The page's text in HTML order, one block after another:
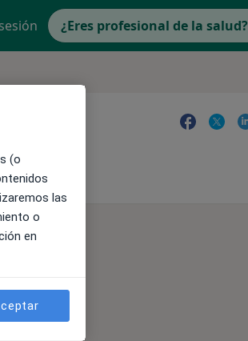
¿Eres profesional de la salud?
(o
las
o
en